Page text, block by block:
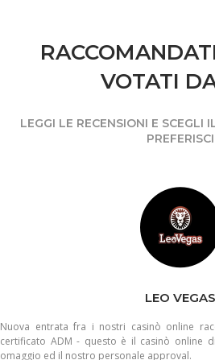
VOTATI
LEGGI LE RECENSIONI E SCEGLI
PREFERISCI
LEO VEGAS
Nuova entrata fra i nostri casinò online
certificato ADM - questo è il casinò online
omaggio ed il nostro personale approval.